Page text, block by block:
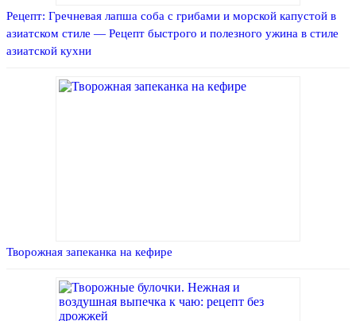
Рецепт: Гречневая лапша соба с грибами и морской капустой в
азиатском стиле — Рецепт быстрого и полезного ужина в стиле
азиатской кухни
Творожная запеканка на кефире